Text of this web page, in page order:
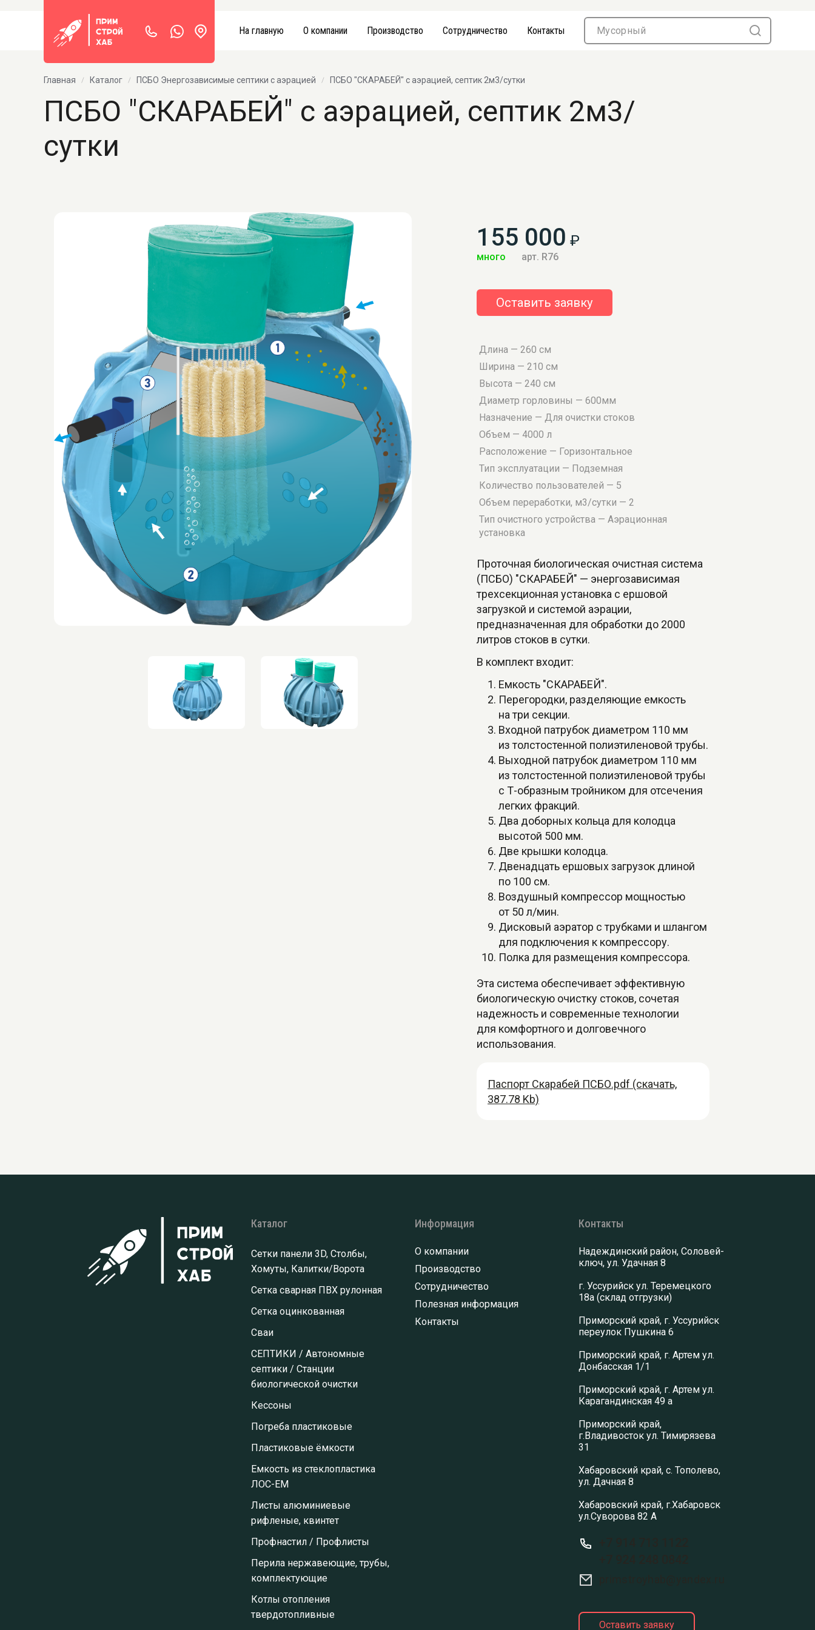
На главную О компании Производство Сотрудничество Контакты
Главная Каталог ПСБО Энергозависимые септики с аэрацией ПСБО "СКАРАБЕЙ" с аэрацией, септик 2м3/сутки
ПСБО "СКАРАБЕЙ" с аэрацией, септик 2м3/
сутки
155 000 ₽
много арт. R76
Оставить заявку
Длина — 260 см
Ширина — 210 см
Высота — 240 см
Диаметр горловины — 600мм
Назначение — Для очистки стоков
Объем — 4000 л
Расположение — Горизонтальное
Тип эксплуатации — Подземная
Количество пользователей — 5
Объем переработки, м3/сутки — 2
Тип очистного устройства — Аэрационная
установка
Проточная биологическая очистная система
(ПСБО) "СКАРАБЕЙ" — энергозависимая
трехсекционная установка с ершовой
загрузкой и системой аэрации,
предназначенная для обработки до 2000
литров стоков в сутки.
В комплект входит:
Емкость "СКАРАБЕЙ".
Перегородки, разделяющие емкость
на три секции.
Входной патрубок диаметром 110 мм
из толстостенной полиэтиленовой трубы.
Выходной патрубок диаметром 110 мм
из толстостенной полиэтиленовой трубы
с Т-образным тройником для отсечения
легких фракций.
Два доборных кольца для колодца
высотой 500 мм.
Две крышки колодца.
Двенадцать ершовых загрузок длиной
по 100 см.
Воздушный компрессор мощностью
от 50 л/мин.
Дисковый аэратор с трубками и шлангом
для подключения к компрессору.
Полка для размещения компрессора.
Эта система обеспечивает эффективную
биологическую очистку стоков, сочетая
надежность и современные технологии
для комфортного и долговечного
использования.
Паспорт Скарабей ПСБО.pdf (скачать,
387.78 Kb)
Каталог
Сетки панели 3D, Столбы,
Хомуты, Калитки/Ворота
Сетка сварная ПВХ рулонная
Сетка оцинкованная
Сваи
СЕПТИКИ / Автономные
септики / Станции
биологической очистки
Кессоны
Погреба пластиковые
Пластиковые ёмкости
Емкость из стеклопластика
ЛОС-ЕМ
Листы алюминиевые
рифленые, квинтет
Профнастил / Профлисты
Перила нержавеющие, трубы,
комплектующие
Котлы отопления
твердотопливные
Информация
О компании
Производство
Сотрудничество
Полезная информация
Контакты
Контакты
Надеждинский район, Соловей-
ключ, ул. Удачная 8
г. Уссурийск ул. Теремецкого
18а (склад отгрузки)
Приморский край, г. Уссурийск
переулок Пушкина 6
Приморский край, г. Артем ул.
Донбасская 1/1
Приморский край, г. Артем ул.
Карагандинская 49 а
Приморский край,
г.Владивосток ул. Тимирязева
31
Хабаровский край, с. Тополево,
ул. Дачная 8
Хабаровский край, г.Хабаровск
ул.Суворова 82 А
Оставить заявку